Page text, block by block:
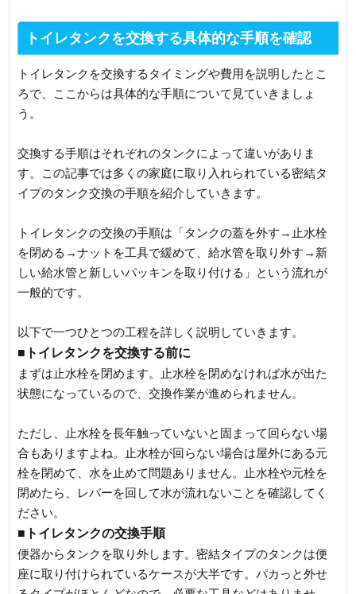
トイレタンクを交換する具体的な手順を確認
トイレタンクを交換するタイミングや費用を説明したとこ
ろで、ここからは具体的な手順について見ていきましょ
う。
交換する手順はそれぞれのタンクによって違いがありま
す。この記事では多くの家庭に取り入れられている密結タ
イプのタンク交換の手順を紹介していきます。
トイレタンクの交換の手順は「タンクの蓋を外す→止水栓
を閉める→ナットを工具で緩めて、給水管を取り外す→新
しい給水管と新しいパッキンを取り付ける」という流れが
一般的です。
以下で一つひとつの工程を詳しく説明していきます。
■トイレタンクを交換する前に
まずは止水栓を閉めます。止水栓を閉めなければ水が出た
状態になっているので、交換作業が進められません。
ただし、止水栓を長年触っていないと固まって回らない場
合もありますよね。止水栓が回らない場合は屋外にある元
栓を閉めて、水を止めて問題ありません。止水栓や元栓を
閉めたら、レバーを回して水が流れないことを確認してく
ださい。
■トイレタンクの交換手順
便器からタンクを取り外します。密結タイプのタンクは便
座に取り付けられているケースが大半です。パカっと外せ